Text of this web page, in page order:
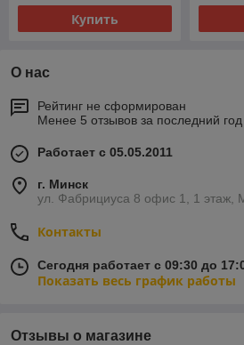
Купить
О нас
Рейтинг не сформирован
Менее 5 отзывов за последний год
Работает с 05.05.2011
г. Минск
ул. Фабрициуса 8 офис 1, 1 этаж,
Контакты
Сегодня работает с 09:30 до
Показать весь график работы
Отзывы о магазине